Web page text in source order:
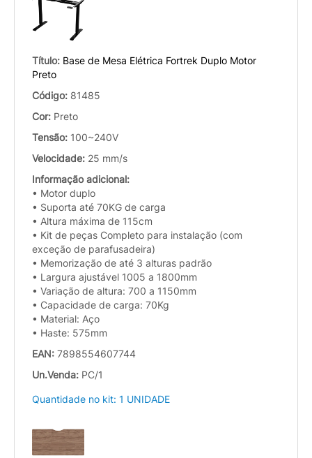
Título: Base de Mesa Elétrica Fortrek Duplo Motor
Preto
Código: 81485
Cor: Preto
Tensão: 100~240V
Velocidade: 25 mm/s
Informação adicional:
• Motor duplo
• Suporta até 70KG de carga
• Altura máxima de 115cm
• Kit de peças Completo para instalação (com
exceção de parafusadeira)
• Memorização de até 3 alturas padrão
• Largura ajustável 1005 a 1800mm
• Variação de altura: 700 a 1150mm
• Capacidade de carga: 70Kg
• Material: Aço
• Haste: 575mm
EAN: 7898554607744
Un.Venda: PC/1
Quantidade no kit: 1 UNIDADE